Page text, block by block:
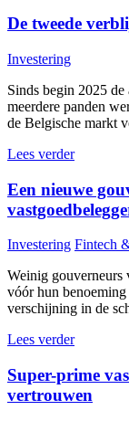
De tweede
Investering
Sinds begin 2025
meerdere panden
de Belgische markt
Lees verder
Een nieuwe
Investering Fintech
Weinig gouverneurs
vóór hun
verschijning in de
Lees verder
Super-prime
vertrouwen